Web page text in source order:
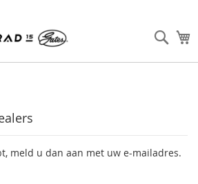
meld u dan aan met uw e-mailadres.